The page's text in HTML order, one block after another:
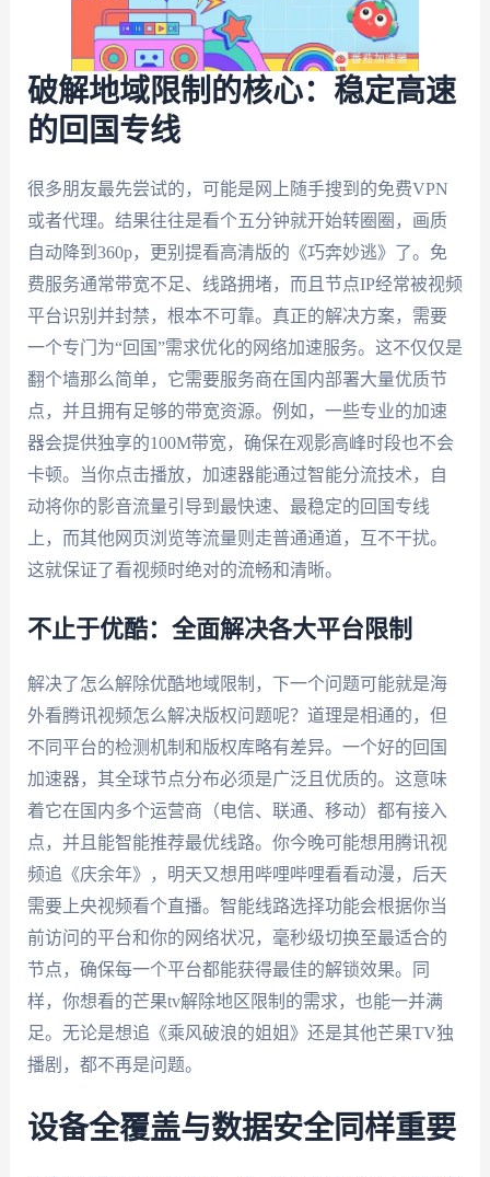
破解地域限制的核心：稳定高速
的回国专线
很多朋友最先尝试的，可能是网上随手搜到的免费VPN
或者代理。结果往往是看个五分钟就开始转圈圈，画质
自动降到360p，更别提看高清版的《巧奔妙逃》了。免
费服务通常带宽不足、线路拥堵，而且节点IP经常被视频
平台识别并封禁，根本不可靠。真正的解决方案，需要
一个专门为“回国”需求优化的网络加速服务。这不仅仅是
翻个墙那么简单，它需要服务商在国内部署大量优质节
点，并且拥有足够的带宽资源。例如，一些专业的加速
器会提供独享的100M带宽，确保在观影高峰时段也不会
卡顿。当你点击播放，加速器能通过智能分流技术，自
动将你的影音流量引导到最快速、最稳定的回国专线
上，而其他网页浏览等流量则走普通通道，互不干扰。
这就保证了看视频时绝对的流畅和清晰。
不止于优酷：全面解决各大平台限制
解决了怎么解除优酷地域限制，下一个问题可能就是海
外看腾讯视频怎么解决版权问题呢？道理是相通的，但
不同平台的检测机制和版权库略有差异。一个好的回国
加速器，其全球节点分布必须是广泛且优质的。这意味
着它在国内多个运营商（电信、联通、移动）都有接入
点，并且能智能推荐最优线路。你今晚可能想用腾讯视
频追《庆余年》，明天又想用哔哩哔哩看看动漫，后天
需要上央视频看个直播。智能线路选择功能会根据你当
前访问的平台和你的网络状况，毫秒级切换至最适合的
节点，确保每一个平台都能获得最佳的解锁效果。同
样，你想看的芒果tv解除地区限制的需求，也能一并满
足。无论是想追《乘风破浪的姐姐》还是其他芒果TV独
播剧，都不再是问题。
设备全覆盖与数据安全同样重要